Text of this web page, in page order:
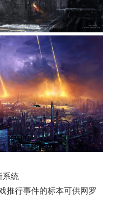
系统
推行事件的标本可供网罗